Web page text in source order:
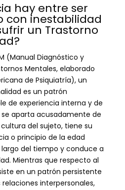
hay entre ser
con inestabilidad
un Trastorno
(Manual Diagnóstico y
Mentales, elaborado
de Psiquiatría), un
es un patrón
de experiencia interna y de
aparta acusadamente de
del sujeto, tiene su
o principio de la edad
del tiempo y conduce a
Mientras que respecto al
en un patrón persistente
interpersonales,